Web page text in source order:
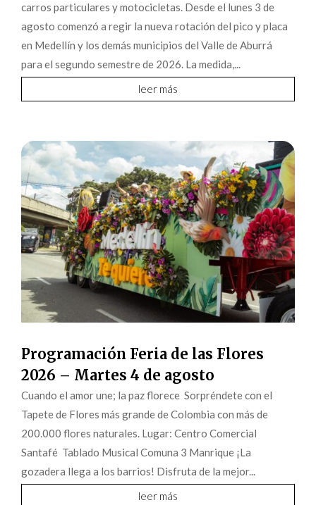
carros particulares y motocicletas. Desde el lunes 3 de
agosto comenzó a regir la nueva rotación del pico y placa
en Medellín y los demás municipios del Valle de Aburrá
para el segundo semestre de 2026. La medida,...
leer más
Programación Feria de las Flores
2026 – Martes 4 de agosto
Cuando el amor une; la paz florece Sorpréndete con el
Tapete de Flores más grande de Colombia con más de
200.000 flores naturales. Lugar: Centro Comercial
Santafé Tablado Musical Comuna 3 Manrique ¡La
gozadera llega a los barrios! Disfruta de la mejor...
leer más